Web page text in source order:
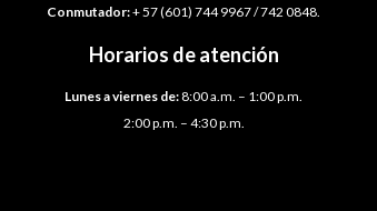
Conmutador:+ 57 (601) 744 9967 / 742 0848.
Horarios de atención
Lunes a viernes de:8:00 a.m. – 1:00 p.m.
2:00 p.m. – 4:30 p.m.